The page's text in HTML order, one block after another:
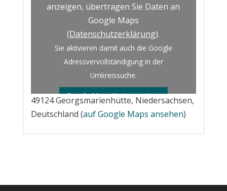
anzeigen, übertragen Sie Daten an
Google Maps
(Datenschutzerklärung).
Sie aktivieren damit auch die Google
Adressvervollständigung in der
Umkreissuche.
Google Maps Karte anzeigen
49124 Georgsmarienhütte, Niedersachsen,
Deutschland (auf Google Maps ansehen)